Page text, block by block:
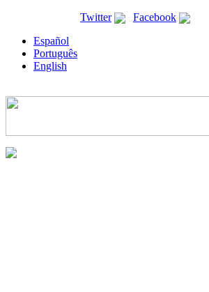
Twitter Facebook
Español
Português
English